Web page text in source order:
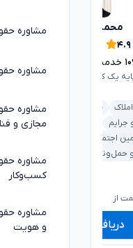
محمدرضا توکلی
۴.۹
خدمت ارائه شده موفق
یک کانون وکلای دادگستری
خانواده
جرایم
دیوان عدالت اداری
اجتماعی
حمل‌ونقل
از
دریافت مشاوره
مشاوره
مشاوره
مشاوره
مجازی و
مشاوره
کسب‌وکار
مشاوره
و هویت